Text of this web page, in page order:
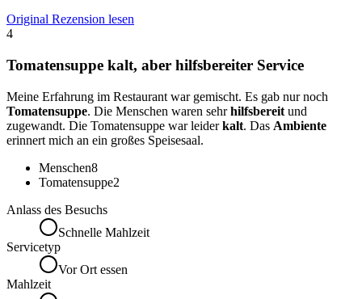
Original Rezension lesen
4
Tomatensuppe kalt, aber hilfsbereiter Service
Meine Erfahrung im Restaurant war gemischt. Es gab nur noch
Tomatensuppe. Die Menschen waren sehrhilfsbereit und
zugewandt. Die Tomatensuppe war leiderkalt. Das Ambiente
erinnert mich an ein großes Speisesaal.
Menschen8
Tomatensuppe2
Anlass des Besuchs
Schnelle Mahlzeit
Servicetyp
Vor Ort essen
Mahlzeit